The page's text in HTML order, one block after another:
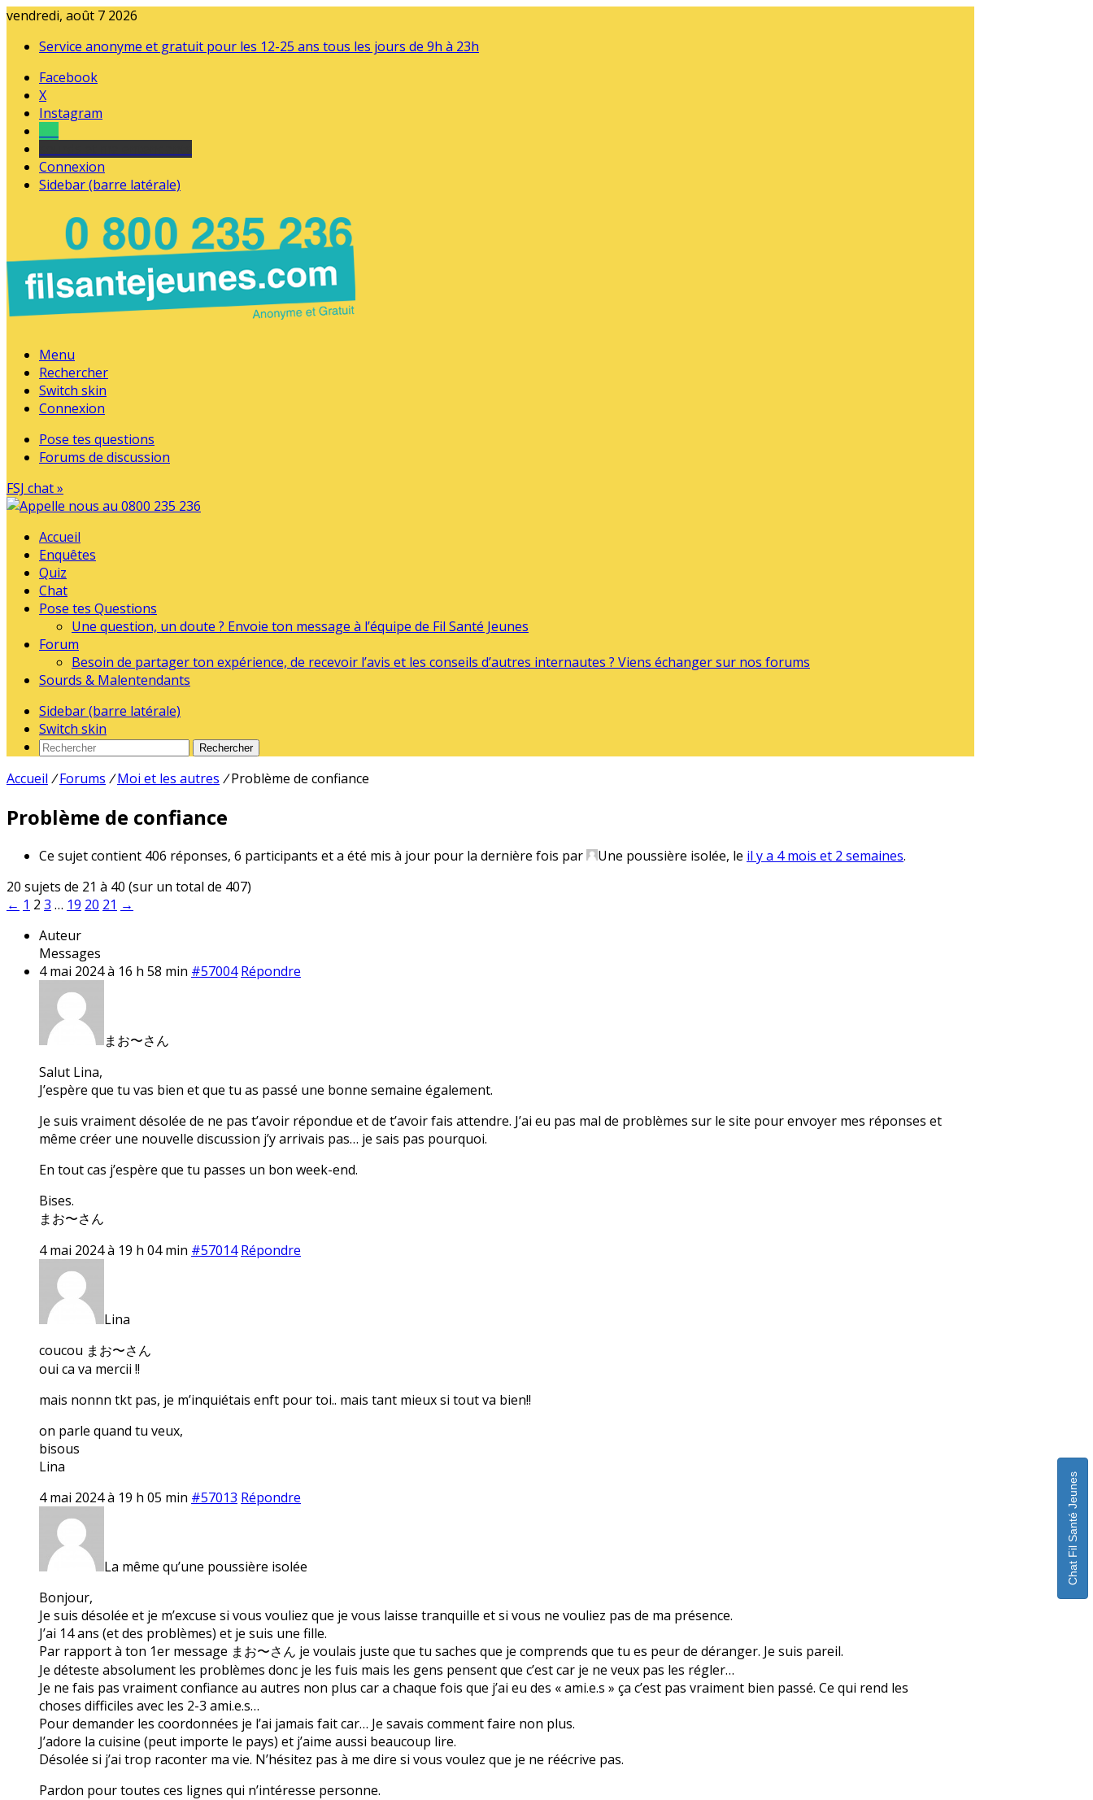
vendredi, août 7 2026
Service anonyme et gratuit pour les 12-25 ans tous les jours de 9h à 23h
Facebook
X
Instagram
Connexion
Sidebar (barre latérale)
Menu
Rechercher
Switch skin
Connexion
Pose tes questions
Forums de discussion
FSJ chat »
Accueil
Enquêtes
Quiz
Chat
Pose tes Questions
Une question, un doute ? Envoie ton message à l’équipe de Fil Santé Jeunes
Forum
Besoin de partager ton expérience, de recevoir l’avis et les conseils d’autres internautes ? Viens échanger sur nos forums
Sourds & Malentendants
Sidebar (barre latérale)
Switch skin
Rechercher
Accueil / Forums / Moi et les autres / Problème de confiance
Problème de confiance
Ce sujet contient 406 réponses, 6 participants et a été mis à jour pour la dernière fois par Une poussière isolée, le il y a 4 mois et 2 semaines.
20 sujets de 21 à 40 (sur un total de 407)
← 1 2 3 … 19 20 21 →
Auteur
Messages
4 mai 2024 à 16 h 58 min #57004 Répondre
まお〜さん
Salut Lina,
J’espère que tu vas bien et que tu as passé une bonne semaine également.
Je suis vraiment désolée de ne pas t’avoir répondue et de t’avoir fais attendre. J’ai eu pas mal de problèmes sur le site pour envoyer mes réponses et
même créer une nouvelle discussion j’y arrivais pas… je sais pas pourquoi.
En tout cas j’espère que tu passes un bon week-end.
Bises.
まお〜さん
4 mai 2024 à 19 h 04 min #57014 Répondre
Lina
coucou まお〜さん
oui ca va mercii !!
mais nonnn tkt pas, je m’inquiétais enft pour toi.. mais tant mieux si tout va bien!!
on parle quand tu veux,
bisous
Lina
4 mai 2024 à 19 h 05 min #57013 Répondre
La même qu’une poussière isolée
Bonjour,
Je suis désolée et je m’excuse si vous vouliez que je vous laisse tranquille et si vous ne vouliez pas de ma présence.
J’ai 14 ans (et des problèmes) et je suis une fille.
Par rapport à ton 1er message まお〜さん je voulais juste que tu saches que je comprends que tu es peur de déranger. Je suis pareil.
Je déteste absolument les problèmes donc je les fuis mais les gens pensent que c’est car je ne veux pas les régler…
Je ne fais pas vraiment confiance au autres non plus car a chaque fois que j’ai eu des « ami.e.s » ça c’est pas vraiment bien passé. Ce qui rend les
choses difficiles avec les 2-3 ami.e.s…
Pour demander les coordonnées je l’ai jamais fait car… Je savais comment faire non plus.
J’adore la cuisine (peut importe le pays) et j’aime aussi beaucoup lire.
Désolée si j’ai trop raconter ma vie. N’hésitez pas à me dire si vous voulez que je ne réécrive pas.
Pardon pour toutes ces lignes qui n’intéresse personne.
Chat Fil Santé Jeunes